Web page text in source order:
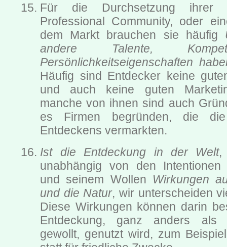
Für die Durchsetzung
Professional Community, oder
dem Markt brauchen sie häufig
andere Talente,
Persönlichkeitseigenschaften
Häufig sind Entdecker keine
und auch keine guten
manche von ihnen sind auch
es Firmen begründen, die
Entdeckens vermarkten.
Ist die Entdeckung in der Welt,
unabhängig von den
und seinem Wollen Wirkungen
und die Natur, wir unterscheiden
Diese Wirkungen können darin
Entdeckung, ganz anders als
gewollt, genutzt wird, zum